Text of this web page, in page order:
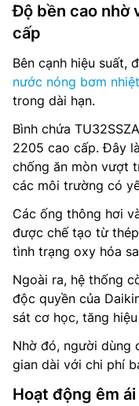
Độ bền cao nhờ
cấp
Bên cạnh hiệu suất,
nước nóng bơm
trong dài hạn.
Bình chứa
2205 cao cấp. Đây
chống ăn mòn vượt
các môi trường có
Các ống thông hơi
được chế tạo từ
tình trạng oxy hóa
Ngoài ra, hệ thống
độc quyền của
sát cơ học, tăng
Nhờ đó, người dùng
gian dài với chi phí
Hoạt động êm